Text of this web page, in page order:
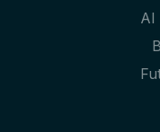
AI